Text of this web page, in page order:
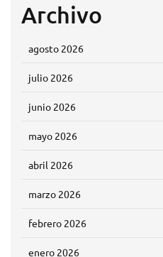
Archivo
agosto 2026
julio 2026
junio 2026
mayo 2026
abril 2026
marzo 2026
febrero 2026
enero 2026